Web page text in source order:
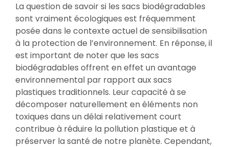
La question de savoir si les sacs biodégradables
sont vraiment écologiques est fréquemment
posée dans le contexte actuel de sensibilisation
à la protection de l’environnement. En réponse, il
est important de noter que les sacs
biodégradables offrent en effet un avantage
environnemental par rapport aux sacs
plastiques traditionnels. Leur capacité à se
décomposer naturellement en éléments non
toxiques dans un délai relativement court
contribue à réduire la pollution plastique et à
préserver la santé de notre planète. Cependant,